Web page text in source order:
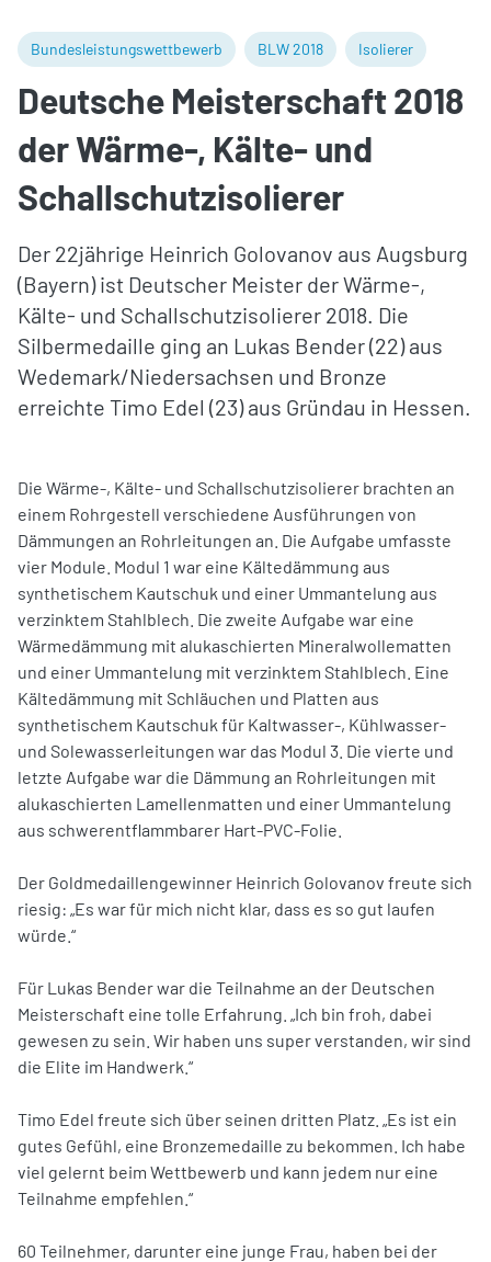
Bundesleistungswettbewerb BLW 2018 Isolierer
Deutsche Meisterschaft 2018
der Wärme-, Kälte- und
Schallschutzisolierer
Der 22jährige Heinrich Golovanov aus Augsburg
(Bayern) ist Deutscher Meister der Wärme-,
Kälte- und Schallschutzisolierer 2018. Die
Silbermedaille ging an Lukas Bender (22) aus
Wedemark/Niedersachsen und Bronze
erreichte Timo Edel (23) aus Gründau in Hessen.
Die Wärme-, Kälte- und Schallschutzisolierer brachten an
einem Rohrgestell verschiedene Ausführungen von
Dämmungen an Rohrleitungen an. Die Aufgabe umfasste
vier Module. Modul 1 war eine Kältedämmung aus
synthetischem Kautschuk und einer Ummantelung aus
verzinktem Stahlblech. Die zweite Aufgabe war eine
Wärmedämmung mit alukaschierten Mineralwollematten
und einer Ummantelung mit verzinktem Stahlblech. Eine
Kältedämmung mit Schläuchen und Platten aus
synthetischem Kautschuk für Kaltwasser-, Kühlwasser-
und Solewasserleitungen war das Modul 3. Die vierte und
letzte Aufgabe war die Dämmung an Rohrleitungen mit
alukaschierten Lamellenmatten und einer Ummantelung
aus schwerentflammbarer Hart-PVC-Folie.
Der Goldmedaillengewinner Heinrich Golovanov freute sich
riesig: „Es war für mich nicht klar, dass es so gut laufen
würde.“
Für Lukas Bender war die Teilnahme an der Deutschen
Meisterschaft eine tolle Erfahrung. „Ich bin froh, dabei
gewesen zu sein. Wir haben uns super verstanden, wir sind
die Elite im Handwerk.“
Timo Edel freute sich über seinen dritten Platz. „Es ist ein
gutes Gefühl, eine Bronzemedaille zu bekommen. Ich habe
viel gelernt beim Wettbewerb und kann jedem nur eine
Teilnahme empfehlen.“
60 Teilnehmer, darunter eine junge Frau, haben bei der